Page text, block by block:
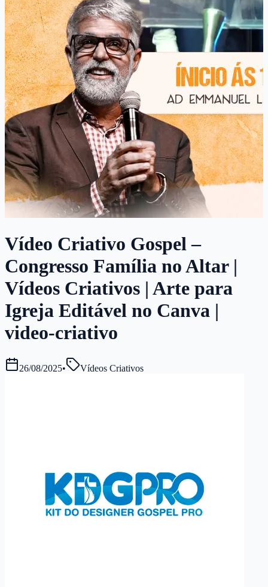
Vídeo Criativo Gospel –
Congresso Família no Altar |
Vídeos Criativos | Arte para
Igreja Editável no Canva |
video-criativo
26/08/2025• Vídeos Criativos